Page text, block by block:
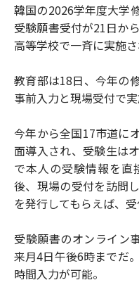
韓国の2026学年度大学
受験願書受付が21日か
高等学校で一斉に実施さ
教育部は18日、今年の
事前入力と現場受付で
今年から全国17市道に
面導入され、受験生は
で本人の受験情報を
後、現場の受付を訪問
を発行してもらえば、
受験願書のオンライン
来月4日午後6時までだ
時間入力が可能。